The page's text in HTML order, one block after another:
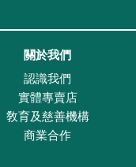
關於我們
認識我們
實體專賣店
敎育及慈善機構
商業合作